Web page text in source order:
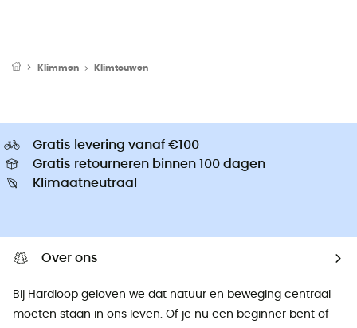
Klimmen Klimtouwen
Gratis levering vanaf €100
Gratis retourneren binnen 100 dagen
Klimaatneutraal
Over ons
Bij Hardloop geloven we dat natuur en beweging centraal
moeten staan ​​in ons leven. Of je nu een beginner bent of